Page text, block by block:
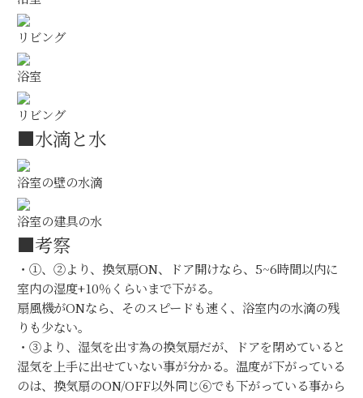
リビング
浴室
リビング
■水滴と水
浴室の壁の水滴
浴室の建具の水
■考察
・①、②より、換気扇ON、ドア開けなら、5~6時間以内に
室内の湿度+10％くらいまで下がる。
扇風機がONなら、そのスピードも速く、浴室内の水滴の残
りも少ない。
・③より、湿気を出す為の換気扇だが、ドアを閉めていると
湿気を上手に出せていない事が分かる。温度が下がっている
のは、換気扇のON/OFF以外同じ⑥でも下がっている事から